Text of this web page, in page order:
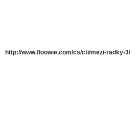
http://www.floowie.com/cs/cti/mezi-radky-3/